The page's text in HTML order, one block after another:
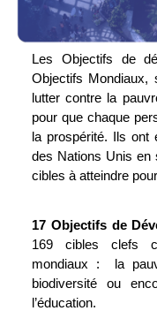
Les Objectifs de
Objectifs Mondiaux,
lutter contre la
pour que chaque
la prospérité. Ils
des Nations Unis en
cibles à atteindre
17 Objectifs de
169 cibles clefs
mondiaux :  la
biodiversité ou
l’éducation.